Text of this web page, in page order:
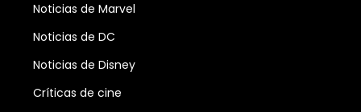
Noticias de Marvel
Noticias de DC
Noticias de Disney
Críticas de cine